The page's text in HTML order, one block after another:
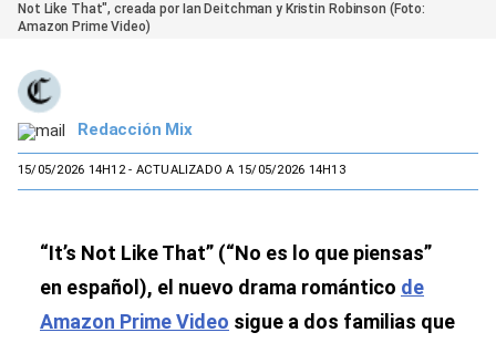
Not Like That", creada por Ian Deitchman y Kristin Robinson (Foto:
Amazon Prime Video)
Redacción Mix
15/05/2026 14H12- ACTUALIZADO A 15/05/2026 14H13
“It’s Not Like That” (“No es lo que piensas”
en español), el nuevo drama romántico de
Amazon Prime Video sigue a dos familias que